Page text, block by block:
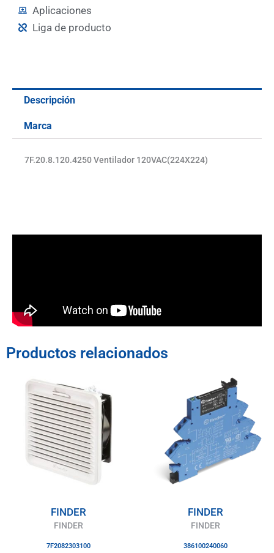
Aplicaciones
Liga de producto
Descripción
Marca
7F.20.8.120.4250 Ventilador 120VAC(224X224)
Productos relacionados
FINDER
FINDER
7F2082303100
FINDER
FINDER
386100240060